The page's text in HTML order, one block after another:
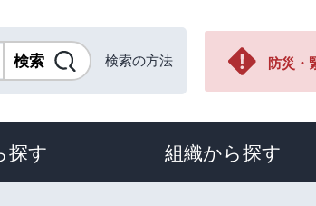
検索の方法 防災・
探す 組織から探す